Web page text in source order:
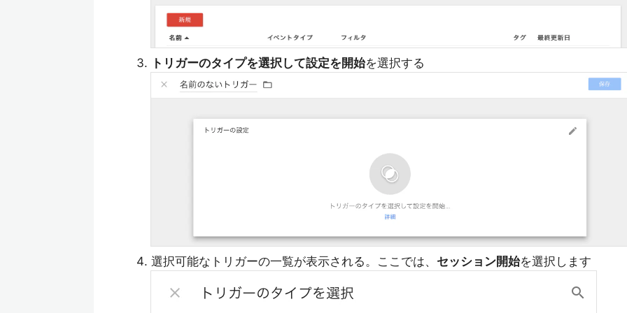
トリガーのタイプを選択して設定を開始を選択する
選択可能なトリガーの一覧が表示される。ここでは、 セッション開始を選択します